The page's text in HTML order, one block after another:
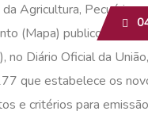
Agricultura, Pecuária e
(Mapa) publicou nesta
no Diário Oficial da
que estabelece os
e critérios para